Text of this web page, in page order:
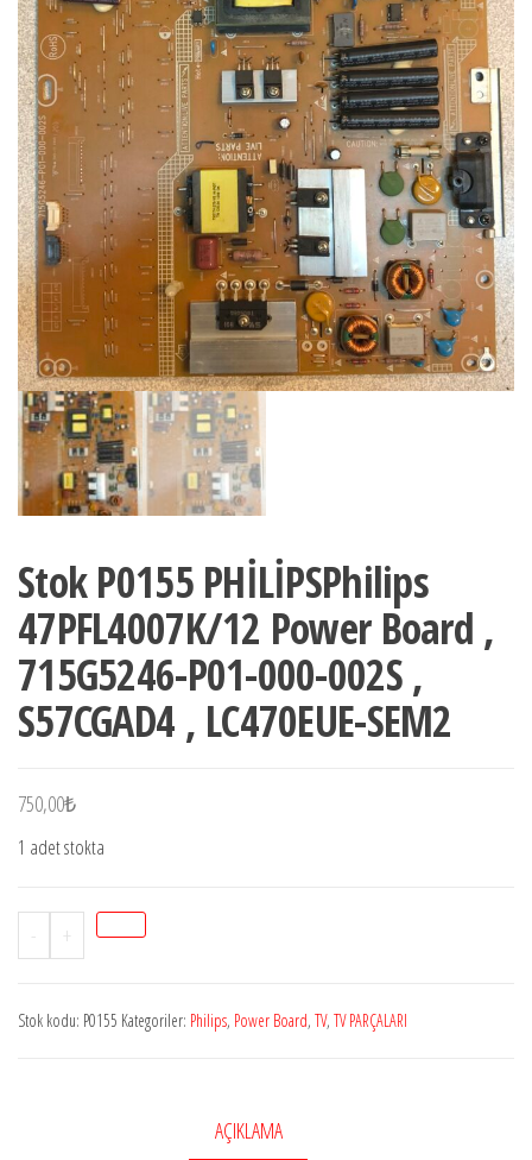
Stok P0155 PHİLİPSPhilips
47PFL4007K/12 Power Board ,
715G5246-P01-000-002S ,
S57CGAD4 , LC470EUE-SEM2
750,00₺
1 adet stokta
-
Stok
P0155
47PFL4007K/12
+
Stok kodu: P0155 Kategoriler: Philips, Power Board, TV, TV PARÇALARI
AÇIKLAMA